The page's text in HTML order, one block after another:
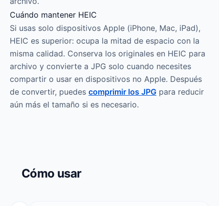
Cuándo mantener HEIC
Si usas solo dispositivos Apple (iPhone, Mac, iPad),
HEIC es superior: ocupa la mitad de espacio con la
misma calidad. Conserva los originales en HEIC para
archivo y convierte a JPG solo cuando necesites
compartir o usar en dispositivos no Apple. Después
de convertir, puedes comprimir los JPG para reducir
aún más el tamaño si es necesario.
Cómo usar